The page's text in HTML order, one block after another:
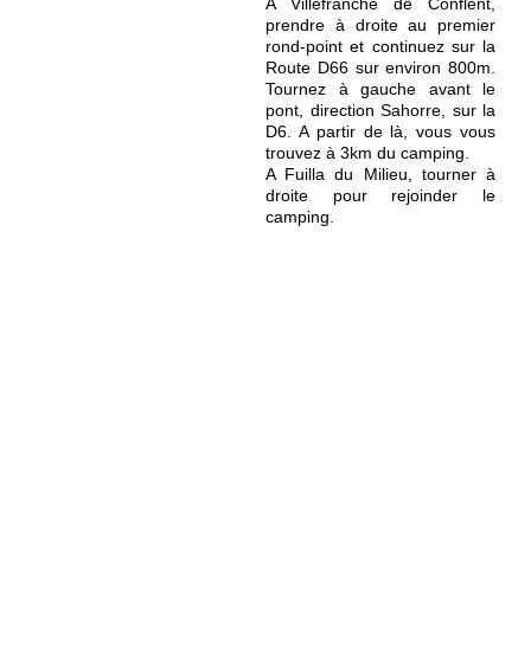
prendre à droite au premier
rond-point et continuez sur la
Route D66 sur environ 800m.
Tournez à gauche avant le
pont, direction Sahorre, sur la
D6. A partir de là, vous vous
trouvez à 3km du camping.
A Fuilla du Milieu, tourner à
droite pour rejoinder le
camping.